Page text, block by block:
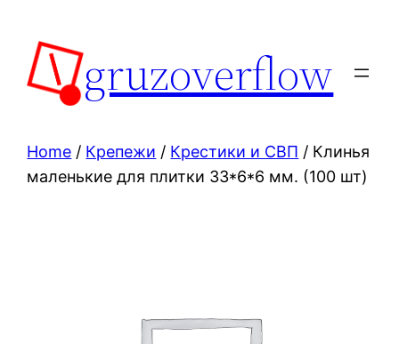
content
gruzoverflow
Home / Крепежи / Крестики и СВП / Клинья
маленькие для плитки 33*6*6 мм. (100 шт)